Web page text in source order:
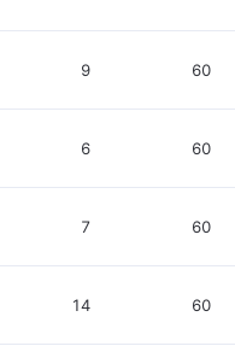
9 60
6 60
7 60
14 60